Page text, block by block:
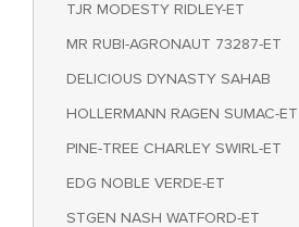
TJR MODESTY RIDLEY-ET
MR RUBI-AGRONAUT 73287-ET
DELICIOUS DYNASTY SAHAB
HOLLERMANN RAGEN SUMAC-ET
PINE-TREE CHARLEY SWIRL-ET
EDG NOBLE VERDE-ET
STGEN NASH WATFORD-ET